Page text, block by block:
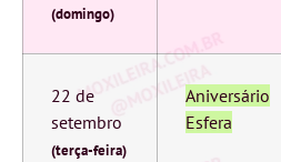
(domingo)
22 de
setembro
(terça-feira)
Aniversário
Esfera